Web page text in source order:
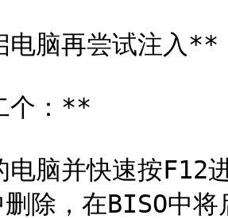
电脑再尝试注入**
个：**
脑并快速按F12
除，在BISO中